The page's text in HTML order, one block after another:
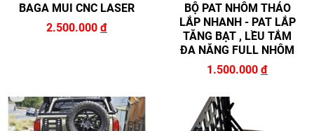
BAGA MUI CNC LASER
2.500.000 đ
BỘ PAT NHÔM THÁO
LẮP NHANH - PAT LẮP
TĂNG BẠT , LỀU TẮM
ĐA NĂNG FULL NHÔM
1.500.000 đ